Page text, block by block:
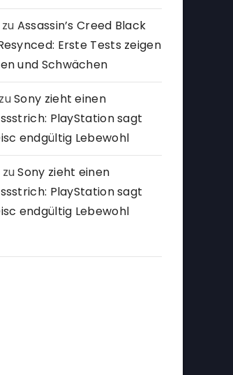
zu Assassin’s Creed Black
Erste Tests zeigen
und Schwächen
Sony zieht einen
PlayStation sagt
endgültig Lebewohl
zuSony zieht einen
PlayStation sagt
endgültig Lebewohl